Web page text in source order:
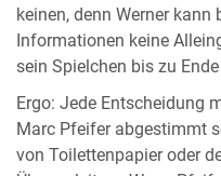
keinen, denn Werner
Informationen keine
sein Spielchen bis zu
Ergo: Jede Entscheidung
Marc Pfeifer abgestimmt
von Toilettenpapier oder